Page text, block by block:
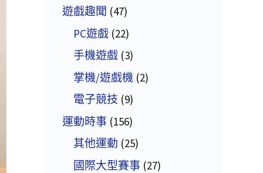
遊戲趣聞 (47)
PC遊戲 (22)
手機遊戲 (3)
掌機/遊戲機 (2)
電子競技 (9)
運動時事 (156)
其他運動 (25)
國際大型賽事 (27)